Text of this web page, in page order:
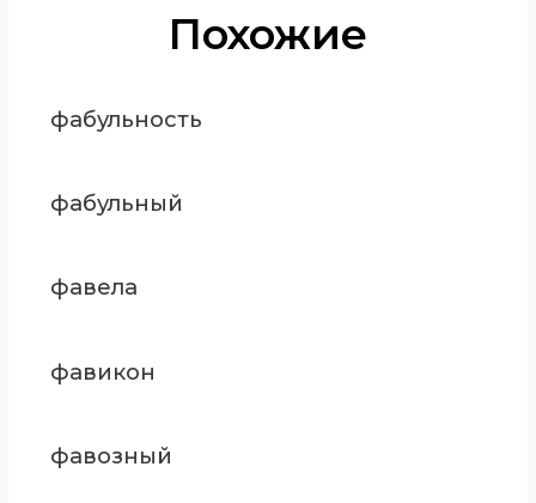
Похожие
фабульность
фабульный
фавела
фавикон
фавозный